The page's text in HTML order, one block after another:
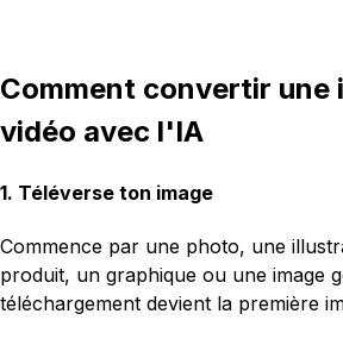
Comment convertir une
vidéo avec l'IA
1. Téléverse ton image
Commence par une photo, une
produit, un graphique ou une image
téléchargement devient la première